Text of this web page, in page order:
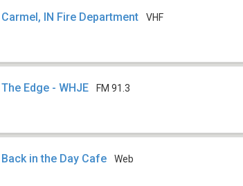
Carmel, IN Fire Department VHF
The Edge - WHJE FM 91.3
Back in the Day Cafe Web